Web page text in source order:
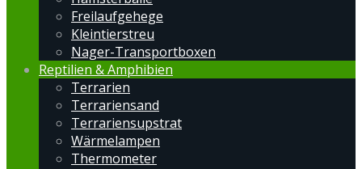
Freilaufgehege
Kleintierstreu
Nager-Transportboxen
Reptilien & Amphibien
Terrarien
Terrariensand
Terrariensupstrat
Wärmelampen
Thermometer